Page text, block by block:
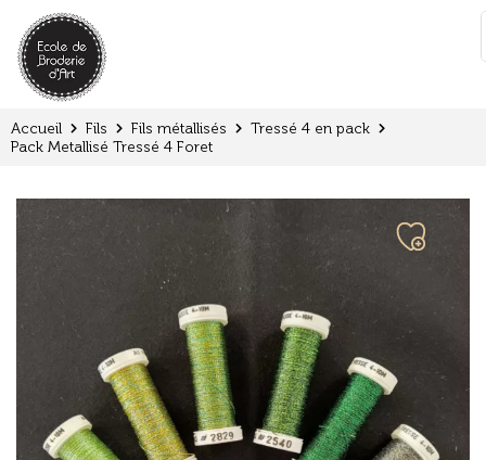
:
Accueil Fils Fils métallisés
Tressé 4 en pack
Pack Metallisé Tressé 4 Foret
Panneau de gestion des cookies